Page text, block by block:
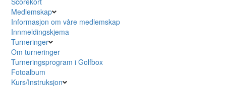
Medlemskap
Informasjon om våre medlemskap
Innmeldingskjema
Turneringer
Om turneringer
Turneringsprogram i Golfbox
Fotoalbum
Kurs/Instruksjon